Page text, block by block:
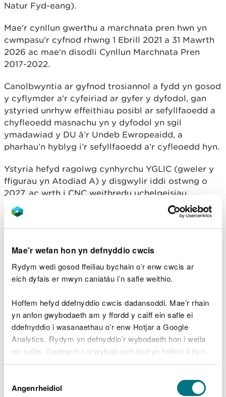
Mae'r wefan hon yn defnyddio cwcis
Rydym wedi gosod ffeiliau bychain o’r enw cwcis ar
eich dyfais er mwyn caniatáu i’n safle weithio.
Hoffem hefyd ddefnyddio cwcis dadansoddi. Mae’r rhain
yn anfon gwybodaeth am y ffordd y caiff ein safle ei
ddefnyddio i wasanaethau o’r enw Hotjar a Google
Analytics. Rydym yn defnyddio’r wybodaeth hon i wella
ein safle. Gadewch i ni wybod eich bod yn fodlon â hyn.
Byddwn yn defnyddio cwci i gadw eich dewis.
Gellirdarllen mwy am ein cwcis cyn i chi ddewis.
Caniatâd
Angenrheidiol
Natur Fyd-eang).
Mae'r cynllun gwerthu a marchnata pren hwn yn
cwmpasu'r cyfnod rhwng 1 Ebrill 2021 a 31 Mawrth
2026 ac mae'n disodli Cynllun Marchnata Pren
2017-2022.
Canolbwyntia ar gyfnod trosiannol a fydd yn gosod
y cyflymder a'r cyfeiriad ar gyfer y dyfodol, gan
ystyried unrhyw effeithiau posibl ar sefyllfaoedd a
chyfleoedd masnachu yn y dyfodol yn sgil
ymadawiad y DU â’r Undeb Ewropeaidd, a
pharhau’n hyblyg i’r sefyllfaoedd a’r cyfleoedd hyn.
Ystyria hefyd ragolwg cynhyrchu YGLlC (gweler y
ffigurau yn Atodiad A) y disgwylir iddi ostwng o
2027, ac wrth i CNC weithredu uchelgeisiau
deddfwriaeth newydd a nodir yn Neddf Llesiant
Cenedlaethau'r Dyfodol (Cymru) 2015 a Deddf yr
Amgylchedd (Cymru) 2016.
Rydym yn gweithredu'r cynllun newydd hwn er
mwyn amlinellu newid yn ein dull o werthu a
marchnata pren ac amlinellu sut mae
ymrwymiadau a wnaed yn y cynllun blaenorol. Mae
hyn yn cynnwys dod â'n contractau hirdymor
presennol a chontractau ‘gwerthu sefydlog a mwy’
i ben. Mae hefyd yn cynnwys y newid o ran
ymrwymiad rhwng y cynnig gwerthu sefydlog a'r
Rydym yn cydnabod bod dull marchnata a gwerthu